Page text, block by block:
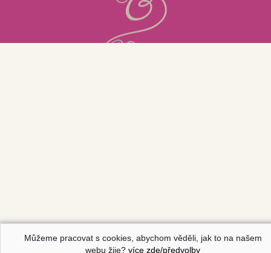
Můžeme pracovat s cookies, abychom věděli, jak to na našem
webu žije? více zde/předvolby